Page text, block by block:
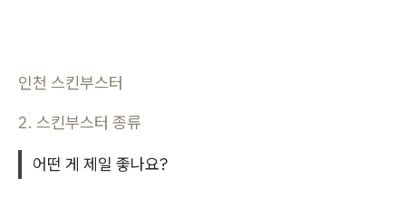
인천 스킨부스터
2. 스킨부스터 종류
어떤 게 제일 좋나요?